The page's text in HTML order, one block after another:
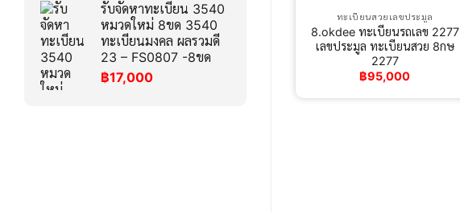
รับจัดหาทะเบียน 3540
หมวดใหม่ 8ขด 3540
ทะเบียนมงคล ผลรวมดี
23 – FS0807 -8ขด
฿17,000
ทะเบียนสวยเลขประมูล
8.okdee ทะเบียนรถเลข 2277
เลขประมูล ทะเบียนสวย 8กษ
2277
฿95,000